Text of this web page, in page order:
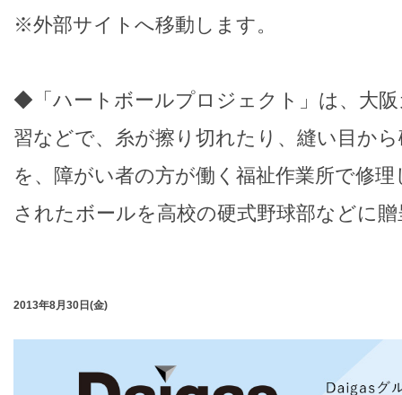
※外部サイトへ移動します。
◆「ハートボールプロジェクト」は、大
習などで、糸が擦り切れたり、縫い目か
を、障がい者の方が働く福祉作業所で修
されたボールを高校の硬式野球部などに
2013年8月30日(金)